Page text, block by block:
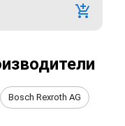
Bosch Rexroth AG